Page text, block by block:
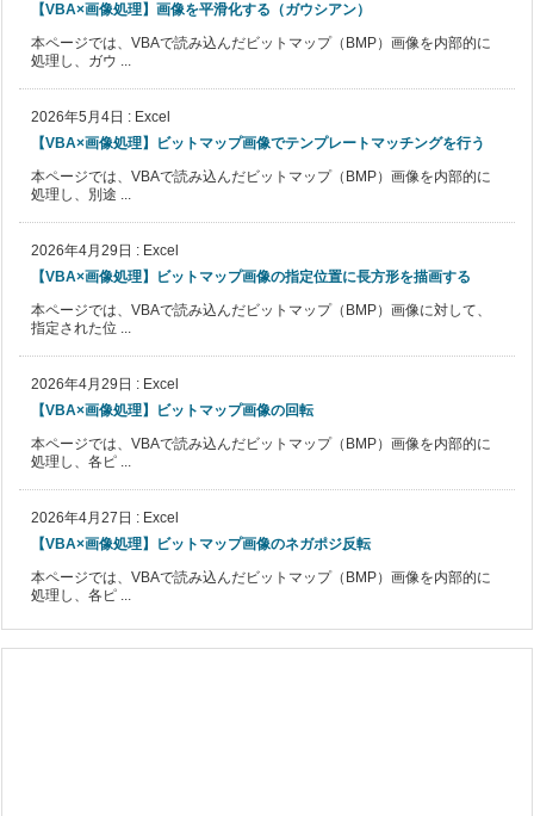
【VBA×画像処理】画像を平滑化する（ガウシアン）
本ページでは、VBAで読み込んだビットマップ（BMP）画像を内部的に
処理し、ガウ ...
2026年5月4日 : Excel
【VBA×画像処理】ビットマップ画像でテンプレートマッチングを行う
本ページでは、VBAで読み込んだビットマップ（BMP）画像を内部的に
処理し、別途 ...
2026年4月29日 : Excel
【VBA×画像処理】ビットマップ画像の指定位置に長方形を描画する
本ページでは、VBAで読み込んだビットマップ（BMP）画像に対して、
指定された位 ...
2026年4月29日 : Excel
【VBA×画像処理】ビットマップ画像の回転
本ページでは、VBAで読み込んだビットマップ（BMP）画像を内部的に
処理し、各ピ ...
2026年4月27日 : Excel
【VBA×画像処理】ビットマップ画像のネガポジ反転
本ページでは、VBAで読み込んだビットマップ（BMP）画像を内部的に
処理し、各ピ ...